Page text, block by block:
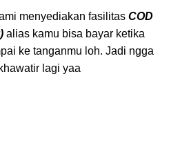
menyediakan fasilitas COD
alias kamu bisa bayar ketika
ke tanganmu loh. Jadi ngga
lagi yaa